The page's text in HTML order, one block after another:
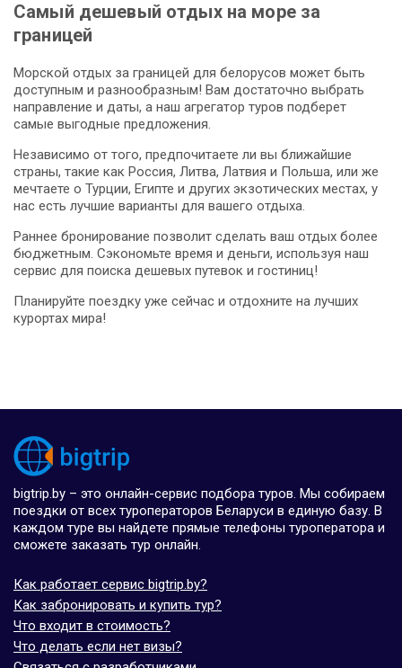
Самый дешевый отдых на море за
границей
Морской отдых за границей для белорусов может быть
доступным и разнообразным! Вам достаточно выбрать
направление и даты, а наш агрегатор туров подберет
самые выгодные предложения.
Независимо от того, предпочитаете ли вы ближайшие
страны, такие как Россия, Литва, Латвия и Польша, или же
мечтаете о Турции, Египте и других экзотических местах, у
нас есть лучшие варианты для вашего отдыха.
Раннее бронирование позволит сделать ваш отдых более
бюджетным. Сэкономьте время и деньги, используя наш
сервис для поиска дешевых путевок и гостиниц!
Планируйте поездку уже сейчас и отдохните на лучших
курортах мира!
bigtrip.by – это онлайн-сервис подбора туров. Мы собираем
поездки от всех туроператоров Беларуси в единую базу. В
каждом туре вы найдете прямые телефоны туроператора и
сможете заказать тур онлайн.
Как работает сервис bigtrip.by?
Как забронировать и купить тур?
Что входит в стоимость?
Что делать если нет визы?